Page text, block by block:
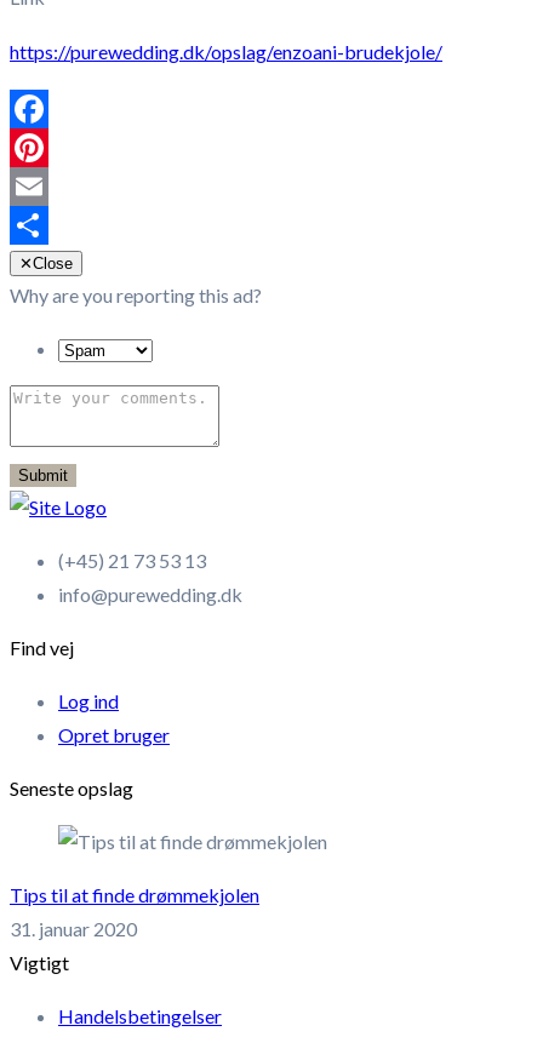
https://purewedding.dk/opslag/enzoani-brudekjole/
Facebook
Pinterest
Email
Share
✕Close
Why are you reporting this ad?
Submit
(+45) 21 73 53 13
info@purewedding.dk
Find vej
Log ind
Opret bruger
Seneste opslag
Tips til at finde drømmekjolen
31. januar 2020
Vigtigt
Handelsbetingelser